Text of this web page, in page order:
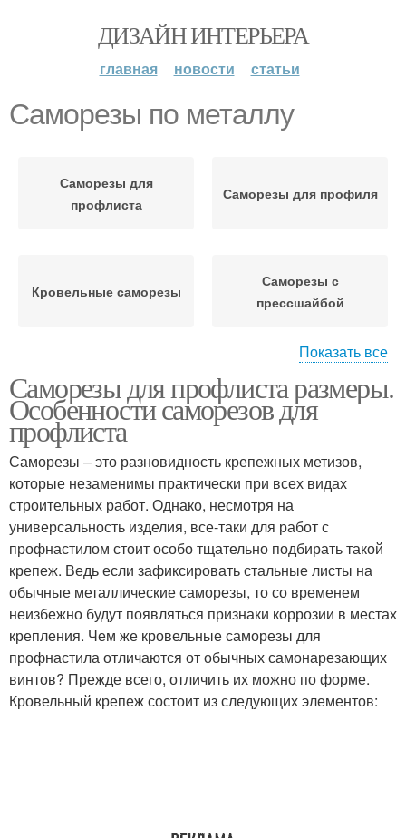
ДИЗАЙН ИНТЕРЬЕРА
главная новости статьи
Саморезы по металлу
Саморезы для
профлиста
Саморезы для профиля
Кровельные саморезы
Саморезы с
прессшайбой
профнастила
Показать все
Саморезы для профлиста размеры.
Особенности саморезов для
профлиста
Саморезы – это разновидность крепежных метизов,
которые незаменимы практически при всех видах
строительных работ. Однако, несмотря на
универсальность изделия, все-таки для работ с
профнастилом стоит особо тщательно подбирать такой
крепеж. Ведь если зафиксировать стальные листы на
обычные металлические саморезы, то со временем
неизбежно будут появляться признаки коррозии в местах
крепления. Чем же кровельные саморезы для
профнастила отличаются от обычных самонарезающих
винтов? Прежде всего, отличить их можно по форме.
Кровельный крепеж состоит из следующих элементов: